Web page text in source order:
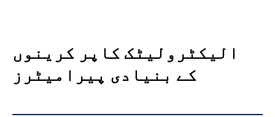
الیکٹرولیٹک کاپر کرینوں
کے بنیادی پیرامیٹرز